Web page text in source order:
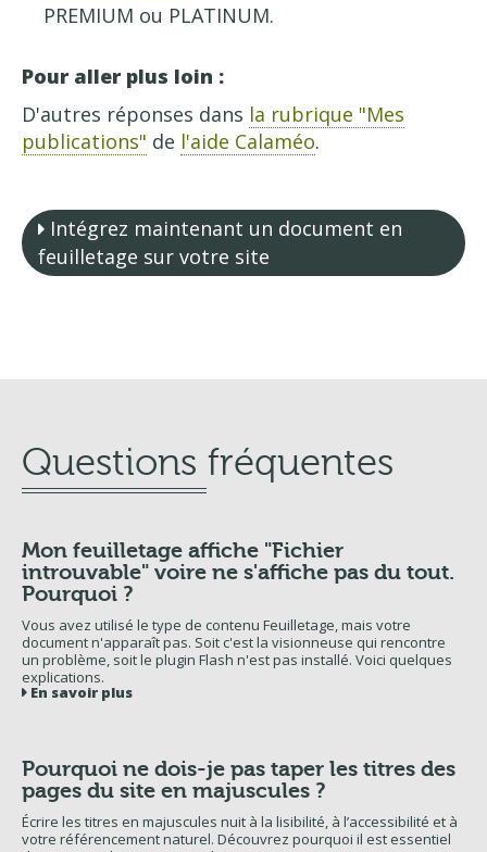
PREMIUM ou PLATINUM.
Pour aller plus loin :
D'autres réponses dans la rubrique "Mes
publications" de l'aide Calaméo.
Intégrez maintenant un document en
feuilletage sur votre site
Questions fréquentes
Mon feuilletage affiche "Fichier
introuvable" voire ne s'affiche pas du tout.
Pourquoi ?
Vous avez utilisé le type de contenu Feuilletage, mais votre
document n'apparaît pas. Soit c'est la visionneuse qui rencontre
un problème, soit le plugin Flash n'est pas installé. Voici quelques
explications.
En savoir plus
Pourquoi ne dois-je pas taper les titres des
pages du site en majuscules ?
Écrire les titres en majuscules nuit à la lisibilité, à l’accessibilité et à
votre référencement naturel. Découvrez pourquoi il est essentiel